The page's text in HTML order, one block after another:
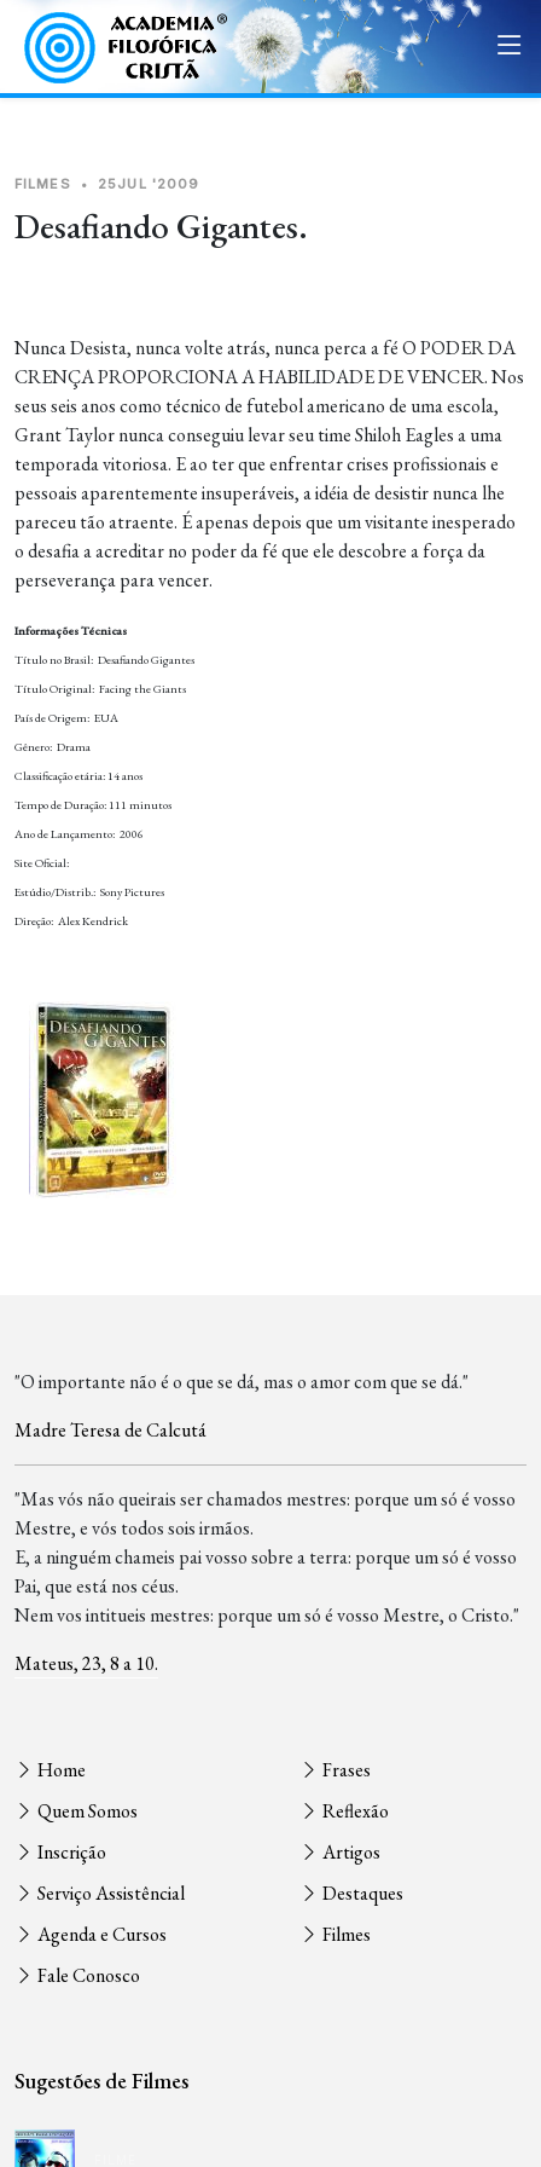
FILMES • 25JUL '2009
Desafiando Gigantes.
Nunca Desista, nunca volte atrás, nunca perca a fé O PODER DA
CRENÇA PROPORCIONA A HABILIDADE DE VENCER. Nos
seus seis anos como técnico de futebol americano de uma escola,
Grant Taylor nunca conseguiu levar seu time Shiloh Eagles a uma
temporada vitoriosa. E ao ter que enfrentar crises profissionais e
pessoais aparentemente insuperáveis, a idéia de desistir nunca lhe
pareceu tão atraente. É apenas depois que um visitante inesperado
o desafia a acreditar no poder da fé que ele descobre a força da
perseverança para vencer.
Informações Técnicas
Título no Brasil: Desafiando Gigantes
Título Original: Facing the Giants
País de Origem: EUA
Gênero: Drama
Classificação etária: 14 anos
Tempo de Duração: 111 minutos
Ano de Lançamento: 2006
Site Oficial:
Estúdio/Distrib.: Sony Pictures
Direção: Alex Kendrick
"O importante não é o que se dá, mas o amor com que se dá."
Madre Teresa de Calcutá
"Mas vós não queirais ser chamados mestres: porque um só é vosso
Mestre, e vós todos sois irmãos.
E, a ninguém chameis pai vosso sobre a terra: porque um só é vosso
Pai, que está nos céus.
Nem vos intitueis mestres: porque um só é vosso Mestre, o Cristo."
Mateus, 23, 8 a 10.
Home
Quem Somos
Inscrição
Serviço Assistêncial
Agenda e Cursos
Fale Conosco
Frases
Reflexão
Artigos
Destaques
Filmes
Sugestões de Filmes